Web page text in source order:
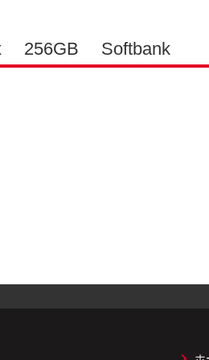
256GB Softbank